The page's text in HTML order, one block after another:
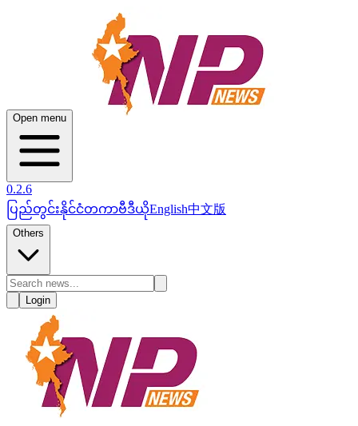
Open menu
0.2.6
ပြည်တွင်းနိုင်ငံတကာဗီဒီယိုEnglish中文版
Others
Login